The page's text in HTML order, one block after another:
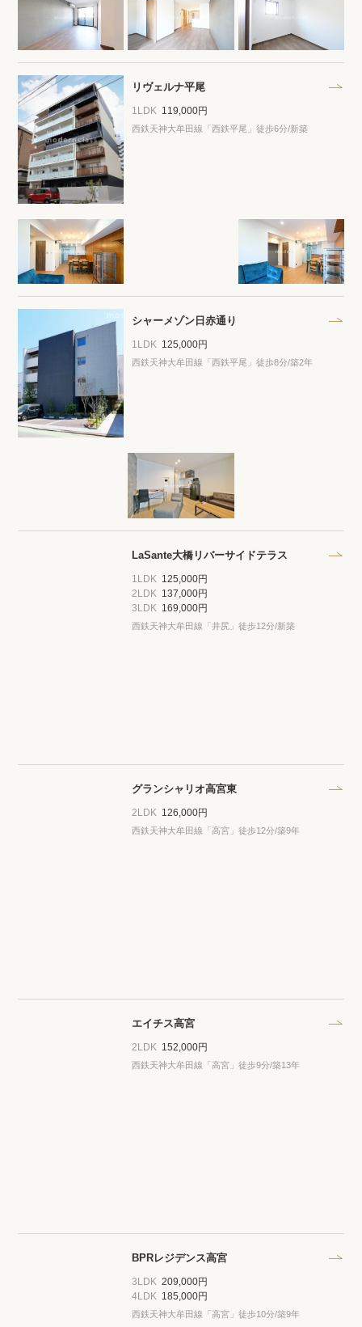
リヴェルナ平尾
1LDK 119,000円
西鉄天神大牟田線「西鉄平尾」徒歩6分/新築
シャーメゾン日赤通り
1LDK 125,000円
西鉄天神大牟田線「西鉄平尾」徒歩8分/築2年
LaSante大橋リバーサイドテラス
1LDK 125,000円
2LDK 137,000円
3LDK 169,000円
西鉄天神大牟田線「井尻」徒歩12分/新築
グランシャリオ高宮東
2LDK 126,000円
西鉄天神大牟田線「高宮」徒歩12分/築9年
エイチス高宮
2LDK 152,000円
西鉄天神大牟田線「高宮」徒歩9分/築13年
BPRレジデンス高宮
3LDK 209,000円
4LDK 185,000円
西鉄天神大牟田線「高宮」徒歩10分/築9年